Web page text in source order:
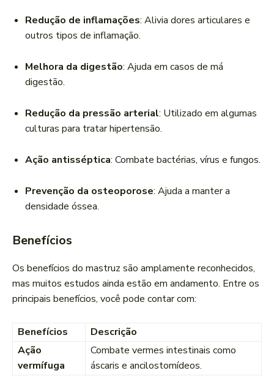
Redução de inflamações: Alivia dores articulares e
outros tipos de inflamação.
Melhora da digestão: Ajuda em casos de má
digestão.
Redução da pressão arterial: Utilizado em algumas
culturas para tratar hipertensão.
Ação antisséptica: Combate bactérias, vírus e fungos.
Prevenção da osteoporose: Ajuda a manter a
densidade óssea.
Benefícios
Os benefícios do mastruz são amplamente reconhecidos,
mas muitos estudos ainda estão em andamento. Entre os
principais benefícios, você pode contar com:
Benefícios
Descrição
Ação
vermífuga
Combate vermes intestinais como
áscaris e ancilostomídeos.